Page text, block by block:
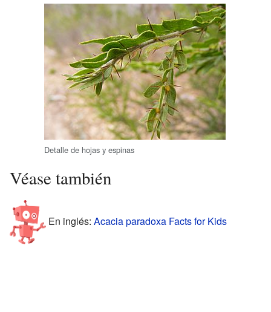
Detalle de hojas y espinas
Véase también
En inglés: Acacia paradoxa Facts for Kids